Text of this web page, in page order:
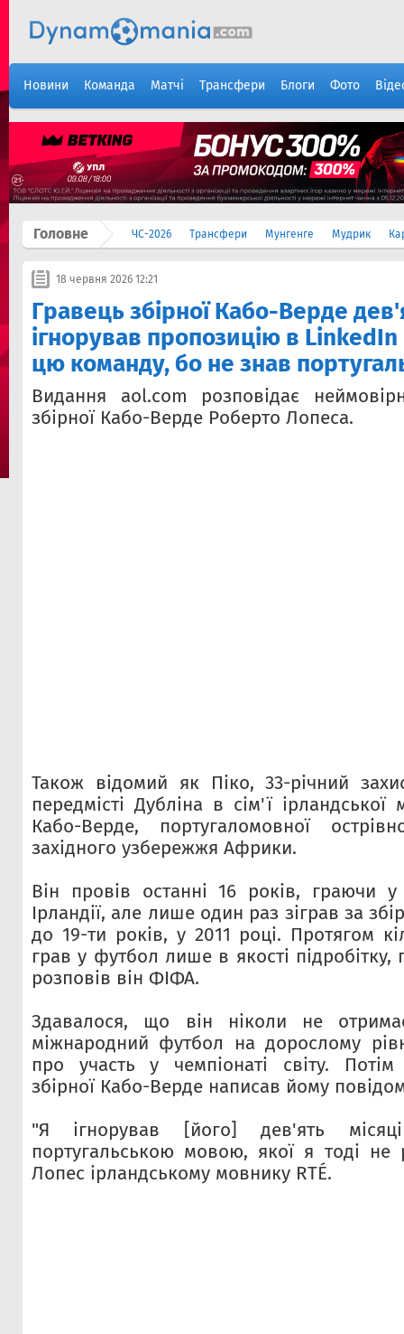
Новини Команда Матчі Трансфери Блоги Фото
Головне ЧС-2026 Трансфери Мунгенге Мудрик
18 червня 2026 12:21
Гравець збірної Кабо-Верде
ігнорував пропозицію в LinkedIn
цю команду, бо не знав
Видання aol.com розповідає
збірної Кабо-Верде Роберто Лопеса.
Також відомий як Піко, 33-річний
передмісті Дубліна в сім'ї ірландської
Кабо-Верде, португаломовної
західного узбережжя Африки.
Він провів останні 16 років, граючи у
Ірландії, але лише один раз зіграв за
до 19-ти років, у 2011 році. Протягом
грав у футбол лише в якості
розповів він ФІФА.
Здавалося, що він ніколи не
міжнародний футбол на дорослому
про участь у чемпіонаті світу.
збірної Кабо-Верде написав йому
"Я ігнорував [його] дев'ять
португальською мовою, якої я тоді не
Лопес ірландському мовнику RTÉ.